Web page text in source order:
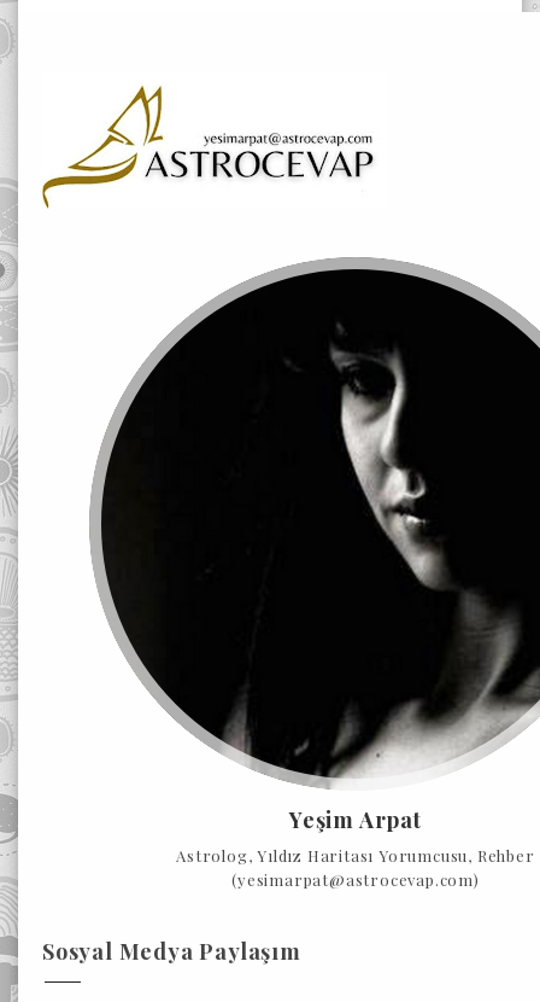
Yeşim Arpat
Astrolog, Yıldız Haritası Yorumcusu, Rehber
(yesimarpat@astrocevap.com)
Sosyal Medya Paylaşım